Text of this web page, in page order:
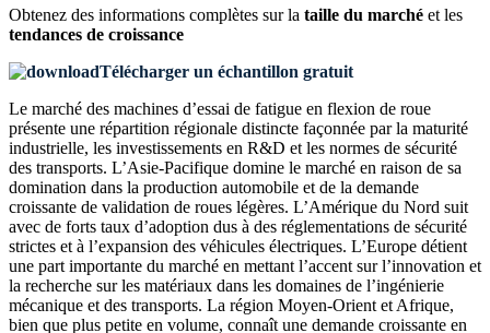
Obtenez des informations complètes sur la taille du marché et les
tendances de croissance
Télécharger un échantillon gratuit
Le marché des machines d’essai de fatigue en flexion de roue
présente une répartition régionale distincte façonnée par la maturité
industrielle, les investissements en R&D et les normes de sécurité
des transports. L’Asie-Pacifique domine le marché en raison de sa
domination dans la production automobile et de la demande
croissante de validation de roues légères. L’Amérique du Nord suit
avec de forts taux d’adoption dus à des réglementations de sécurité
strictes et à l’expansion des véhicules électriques. L’Europe détient
une part importante du marché en mettant l’accent sur l’innovation et
la recherche sur les matériaux dans les domaines de l’ingénierie
mécanique et des transports. La région Moyen-Orient et Afrique,
bien que plus petite en volume, connaît une demande croissante en